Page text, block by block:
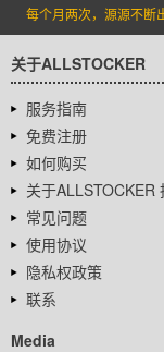
每个月两次，源源不断
关于ALLSTOCKER
服务指南
免费注册
如何购买
关于ALLSTOCKER
常见问题
使用协议
隐私权政策
联系
Media